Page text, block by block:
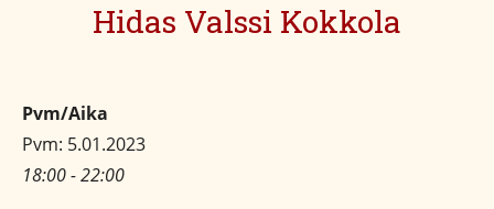
Hidas Valssi Kokkola
Pvm/Aika
Pvm: 5.01.2023
18:00 - 22:00